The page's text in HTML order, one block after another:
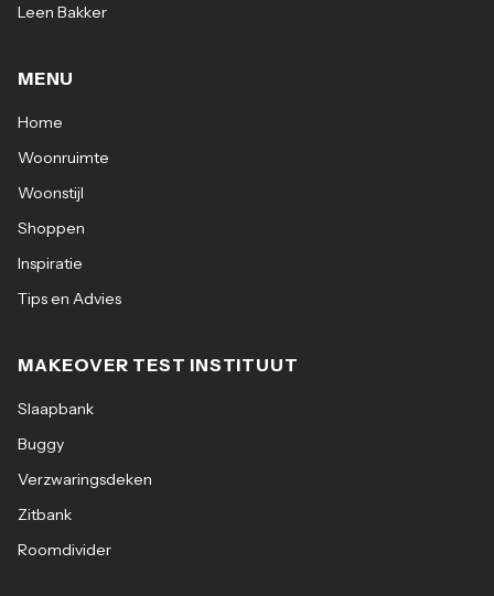
Leen Bakker
MENU
Home
Woonruimte
Woonstijl
Shoppen
Inspiratie
Tips en Advies
MAKEOVER TEST INSTITUUT
Slaapbank
Buggy
Verzwaringsdeken
Zitbank
Roomdivider